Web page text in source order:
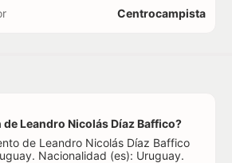
Centrocampista
de Leandro Nicolás Díaz Baffico?
de Leandro Nicolás Díaz Baffico
Nacionalidad (es): Uruguay.